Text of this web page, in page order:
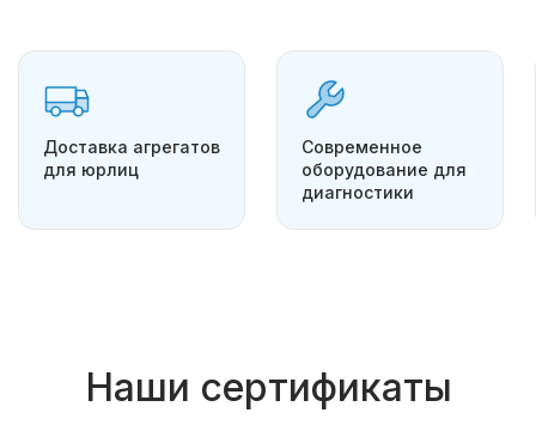
Доставка агрегатов
для юрлиц
Современное
оборудование для
диагностики
Наши сертификаты